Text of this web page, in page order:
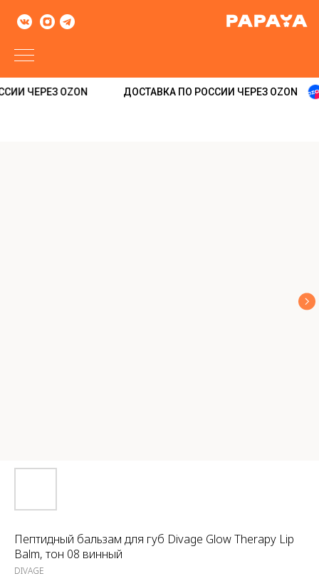
ЧЕРЕЗ OZON ДОСТАВКА ПО РОССИИ ЧЕРЕЗ OZON
Пептидный бальзам для губ Divage Glow Therapy Lip
Balm, тон 08 винный
DIVAGE